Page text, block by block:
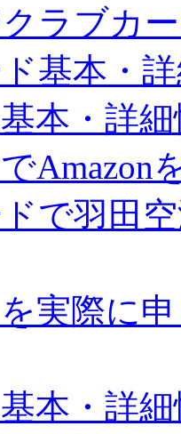
ラブカ
基本・
本・詳
Amazon
で羽田
実際に
本・詳